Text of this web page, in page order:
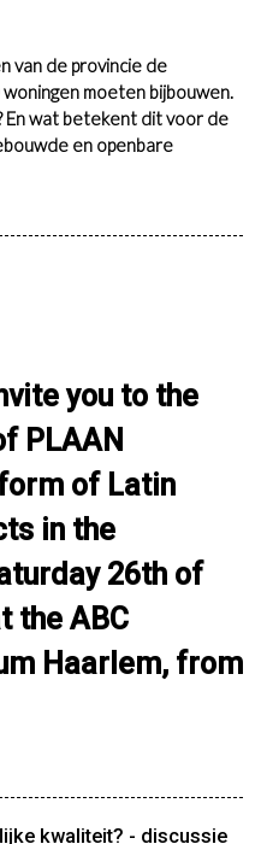
van de provincie de
moeten bijbouwen.
En wat betekent dit voor de
en openbare
you to the
PLAAN
of Latin
in the
26th of
the ABC
Haarlem, from
kwaliteit? - discussie